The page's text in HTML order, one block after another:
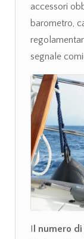
accessori
barometro,
segnale
I
l numero